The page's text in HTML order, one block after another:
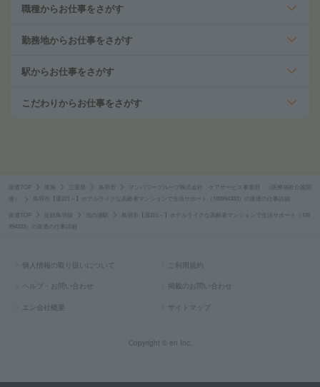
職種からお仕事をさがす
勤務地からお仕事をさがす
駅からお仕事をさがす
こだわりからお仕事をさがす
派遣TOP 東海 三重県 鳥羽市
マンパワーグループ株式会社 ケアサービス事業部 （医療福祉介護関
鳥羽市【週2日～】ホテルライクな高齢者マンションで生活サポート（109994333）の派遣の仕事詳細
派遣TOP 近鉄鳥羽線 池の浦駅
鳥羽市【週2日～】ホテルライクな高齢者マンションで生活サポート（109
994333）の派遣の仕事詳細
個人情報の取り扱いについて ご利用規約
ヘルプ・お問い合わせ 掲載のお問い合わせ
エン会社概要 サイトマップ
Copyright © en Inc.